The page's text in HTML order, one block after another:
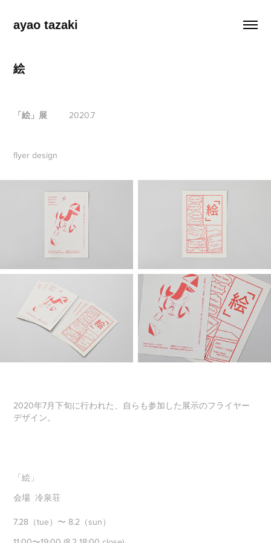
ayao tazaki
絵
「絵」展 2020.7
flyer design
2020年7月下旬に行われた、自らも参加した展示のフライヤー
デザイン。
「絵」
会場 冷泉荘
7.28（tue）〜 8.2（sun）